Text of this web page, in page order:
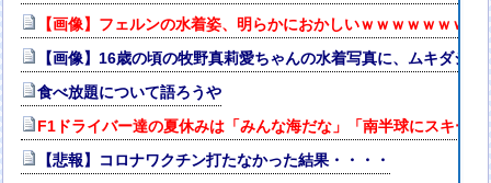
【画像】フェルンの水着姿、明らかにおかしいｗｗｗｗｗｗｗｗ
【画像】16歳の頃の牧野真莉愛ちゃんの水着写真に、ムキダシ
食べ放題について語ろうや
F1ドライバー達の夏休みは「みんな海だな」「南半球にスキー
【悲報】コロナワクチン打たなかった結果・・・・